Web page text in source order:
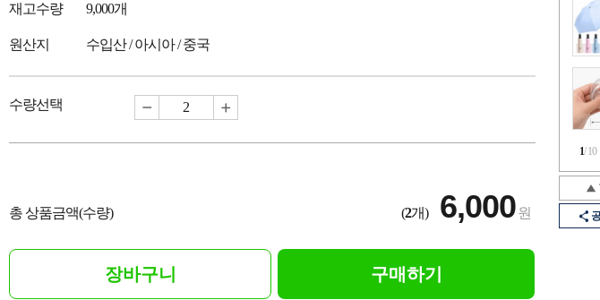
1/10
재고수량 9,000개
원산지 수입산 / 아시아 / 중국
수량선택
총 상품금액(수량) (2개) 6,000원
장바구니 구매하기